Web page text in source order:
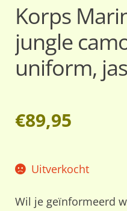
Korps
jungle
uniform,
€89,95
Uitverkocht
Wil je geïnformeerd